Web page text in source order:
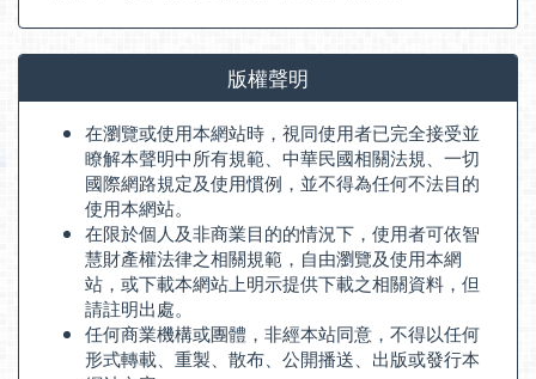
版權聲明
在瀏覽或使用本網站時，視同使用者已完全接受並
瞭解本聲明中所有規範、中華民國相關法規、一切
國際網路規定及使用慣例，並不得為任何不法目的
使用本網站。
在限於個人及非商業目的的情況下，使用者可依智
慧財產權法律之相關規範，自由瀏覽及使用本網
站，或下載本網站上明示提供下載之相關資料，但
請註明出處。
任何商業機構或團體，非經本站同意，不得以任何
形式轉載、重製、散布、公開播送、出版或發行本